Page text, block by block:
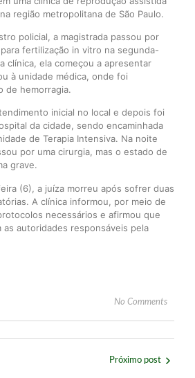
região metropolitana de São Paulo.
policial, a magistrada passou por
fertilização in vitro na segunda-
clínica, ela começou a apresentar
à unidade médica, onde foi
de hemorragia.
inicial no local e depois foi
da cidade, sendo encaminhada
de Terapia Intensiva. Na noite
por uma cirurgia, mas o estado de
grave.
(6), a juíza morreu após sofrer duas
A clínica informou, por meio de
necessários e afirmou que
as autoridades responsáveis pela
No Comments
Próximo post